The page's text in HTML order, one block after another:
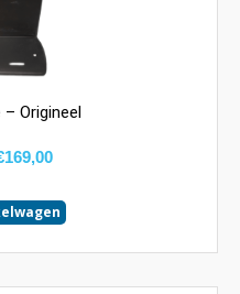
– Origineel
169,00